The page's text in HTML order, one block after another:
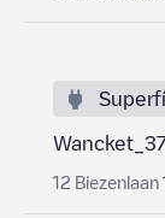
12 Biezenlaan